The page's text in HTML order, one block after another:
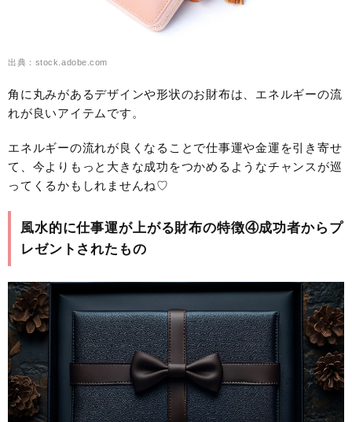
出典：stock.adobe.com
角に丸みがあるデザインや形状のお財布は、エネルギーの流
れが良いアイテムです。
エネルギーの流れが良くなることで仕事運や金運を引き寄せ
て、今よりもっと大きな成功をつかめるようなチャンスが巡
ってくるかもしれませんね♡
風水的に仕事運が上がる財布の特徴④成功者からプ
レゼントされたもの